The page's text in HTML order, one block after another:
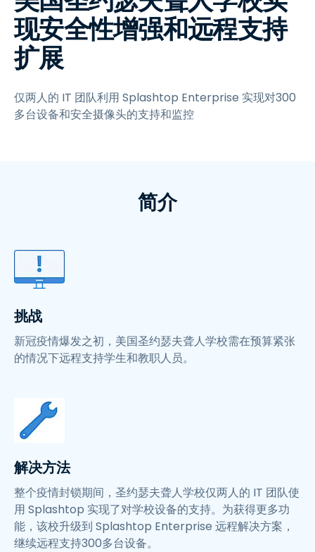
现安全性增强和远程支持
扩展
仅两人的 IT 团队利用 Splashtop Enterprise 实现对300
多台设备和安全摄像头的支持和监控
简介
挑战
新冠疫情爆发之初，美国圣约瑟夫聋人学校需在预算紧张
的情况下远程支持学生和教职人员。
解决方法
整个疫情封锁期间，圣约瑟夫聋人学校仅两人的 IT 团队使
用 Splashtop 实现了对学校设备的支持。为获得更多功
能，该校升级到 Splashtop Enterprise 远程解决方案，
继续远程支持300多台设备。